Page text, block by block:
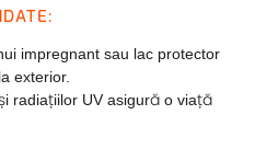
impregnant sau lac protector
exterior.
radiațiilor UV asigură o viață